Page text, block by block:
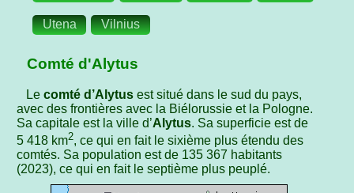
Utena Vilnius
Comté d'Alytus
Le comté d’Alytusest situé dans le sud du pays,
avec des frontières avec la Biélorussie et la Pologne.
Sa capitale est la ville d’Alytus. Sa superficie est de
5 418 km2, ce qui en fait le sixième plus étendu des
comtés. Sa population est de 135 367 habitants
(2023), ce qui en fait le septième plus peuplé.